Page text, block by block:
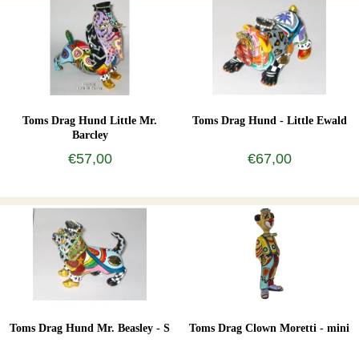
Toms Drag Hund Little Mr.
Barcley
€57,00
Toms Drag Hund - Little Ewald
€67,00
Toms Drag Hund Mr. Beasley - S Toms Drag Clown Moretti - mini